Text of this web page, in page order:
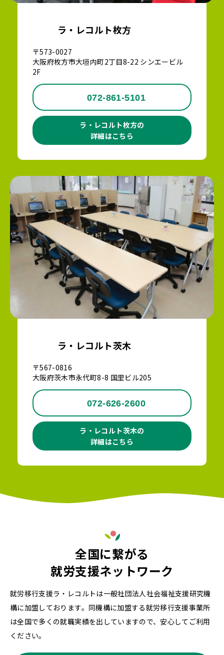
ラ・レコルト枚方
〒573-0027
大阪府枚方市大垣内町2丁目8-22 シンエービル
2F
072-861-5101
ラ・レコルト枚方の
詳細はこちら
ラ・レコルト茨木
〒567-0816
大阪府茨木市永代町8-8 国里ビル205
072-626-2600
ラ・レコルト茨木の
詳細はこちら
全国に繋がる
就労支援ネットワーク
就労移行支援ラ・レコルトは一般社団法人社会福祉支援研究機
構に加盟しております。同機構に加盟する就労移行支援事業所
は全国で多くの就職実績を出していますので、安心してご利用
ください。